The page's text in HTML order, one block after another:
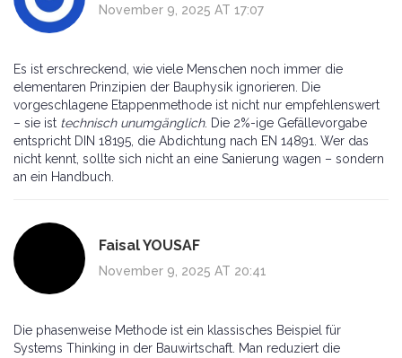
November 9, 2025 AT 17:07
Es ist erschreckend, wie viele Menschen noch immer die
elementaren Prinzipien der Bauphysik ignorieren. Die
vorgeschlagene Etappenmethode ist nicht nur empfehlenswert
– sie ist technisch unumgänglich. Die 2%-ige Gefällevorgabe
entspricht DIN 18195, die Abdichtung nach EN 14891. Wer das
nicht kennt, sollte sich nicht an eine Sanierung wagen – sondern
an ein Handbuch.
Faisal YOUSAF
November 9, 2025 AT 20:41
Die phasenweise Methode ist ein klassisches Beispiel für
Systems Thinking in der Bauwirtschaft. Man reduziert die